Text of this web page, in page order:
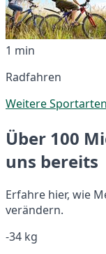
1 min
Radfahren
Weitere Sportarten
Über 100
uns bereits
Erfahre hier, wie
verändern.
-34 kg